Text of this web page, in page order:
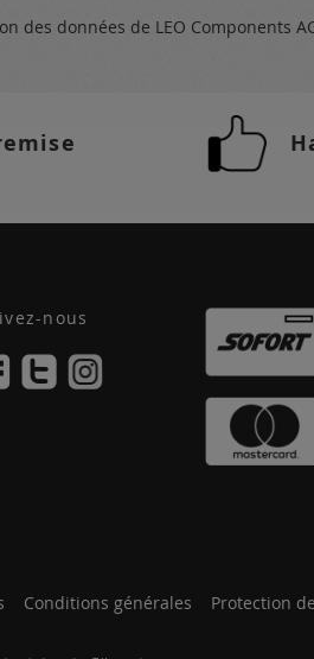
des données de LEO Components
nous
Conditions générales Protection